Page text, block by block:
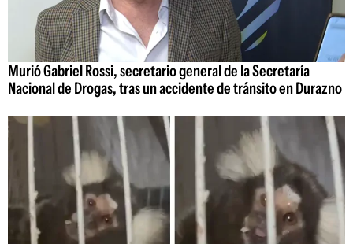
Murió Gabriel Rossi, secretario general de la Secretaría
Nacional de Drogas, tras un accidente de tránsito en Durazno